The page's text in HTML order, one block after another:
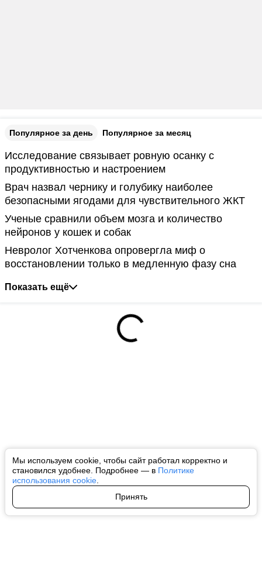
Мы используем cookie, чтобы сайт работал корректно и
становился удобнее. Подробнее — в Политике
использования cookie
Принять
Популярное за день Популярное за месяц
Исследование связывает ровную осанку с
продуктивностью и настроением
Врач назвал чернику и голубику наиболее
безопасными ягодами для чувствительного ЖКТ
Ученые сравнили объем мозга и количество
нейронов у кошек и собак
Невролог Хотченкова опровергла миф о
восстановлении только в медленную фазу сна
Показать ещё